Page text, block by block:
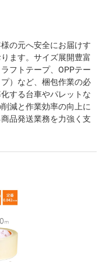
の元へ安全にお届けす
ます。サイズ展開豊富
フトテープ、OPPテー
）など、梱包作業の必
する台車やパレットな
減と作業効率の向上に
品発送業務を力強く支